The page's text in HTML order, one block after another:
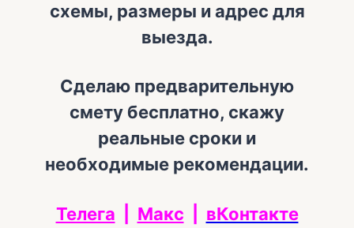
схемы, размеры и адрес для
выезда.
Сделаю предварительную
смету бесплатно, скажу
реальные сроки и
необходимые рекомендации.
Телега Макс вКонтакте